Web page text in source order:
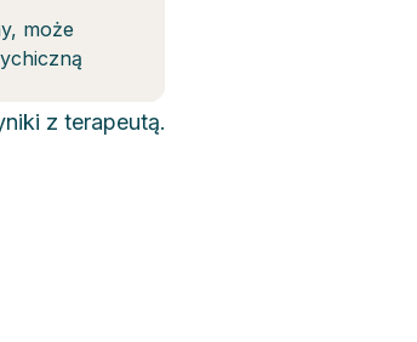
może
z terapeutą.